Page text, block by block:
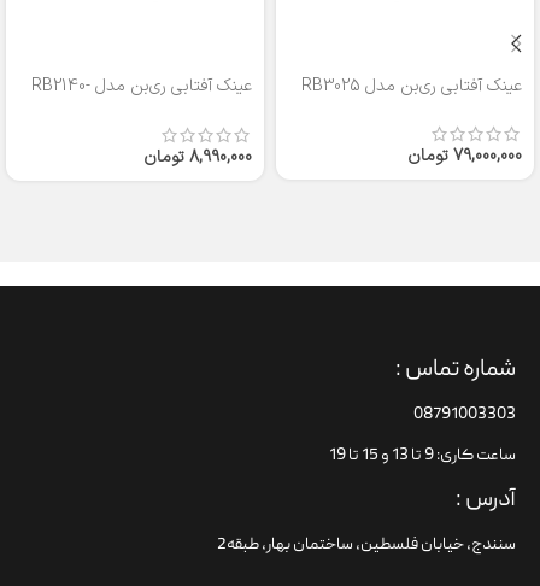
عینک آفتابی ری‌بن مدل RB3025
79,000,000تومان
عینک آفتابی ری‌بن مدل RB2140-
8,990,000تومان
شماره تماس :
08791003303
ساعت کاری: 9 تا 13 و 15 تا 19
آدرس :
سنندج، خیابان فلسطین،‌ ساختمان بهار، طبقه2